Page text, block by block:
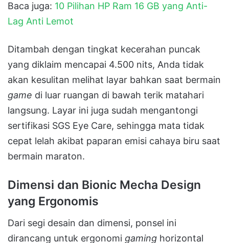
Baca juga: 10 Pilihan HP Ram 16 GB yang Anti-
Lag Anti Lemot
Ditambah dengan tingkat kecerahan puncak
yang diklaim mencapai 4.500 nits, Anda tidak
akan kesulitan melihat layar bahkan saat bermain
game di luar ruangan di bawah terik matahari
langsung. Layar ini juga sudah mengantongi
sertifikasi SGS Eye Care, sehingga mata tidak
cepat lelah akibat paparan emisi cahaya biru saat
bermain maraton.
Dimensi dan Bionic Mecha Design
yang Ergonomis
Dari segi desain dan dimensi, ponsel ini
dirancang untuk ergonomi gaming horizontal